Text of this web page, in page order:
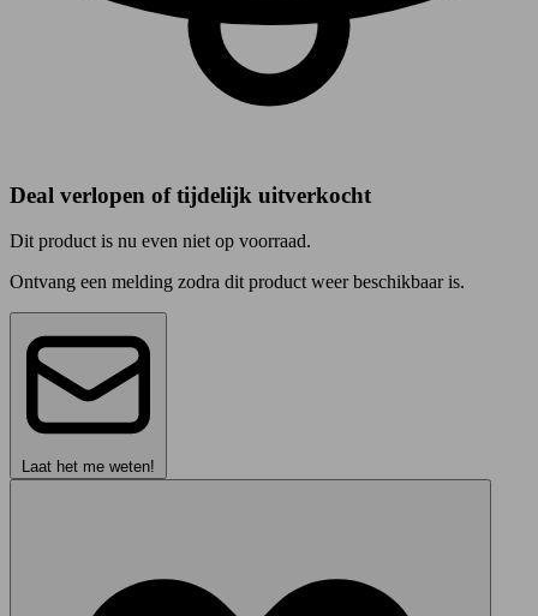
Deal verlopen of tijdelijk uitverkocht
Dit product is nu even niet op voorraad.
Ontvang een melding zodra dit product weer beschikbaar is.
Laat het me weten!